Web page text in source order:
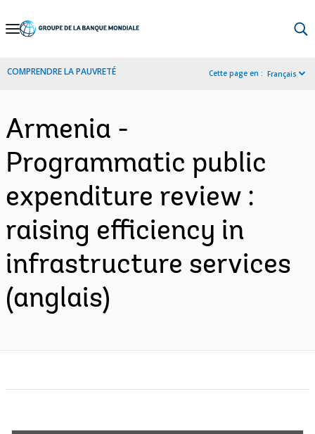
Skip
Navigation
COMPRENDRE LA PAUVRETÉ Cette page en : Français
Armenia -
Programmatic public
expenditure review :
raising efficiency in
infrastructure services
(anglais)